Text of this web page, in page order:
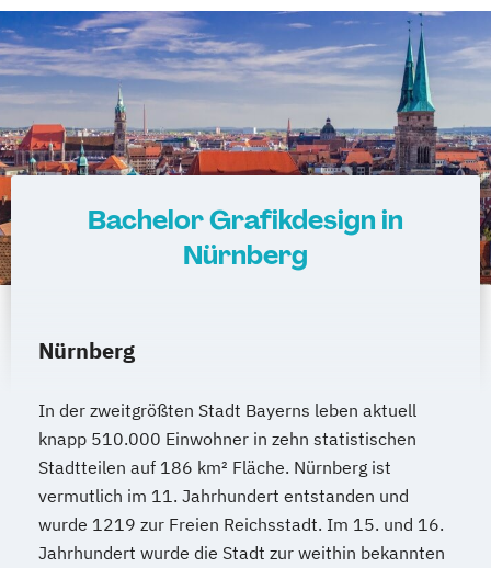
Bachelor Grafikdesign in
Nürnberg
Nürnberg
In der zweitgrößten Stadt Bayerns leben aktuell
knapp 510.000 Einwohner in zehn statistischen
Stadtteilen auf 186 km² Fläche. Nürnberg ist
vermutlich im 11. Jahrhundert entstanden und
wurde 1219 zur Freien Reichsstadt. Im 15. und 16.
Jahrhundert wurde die Stadt zur weithin bekannten